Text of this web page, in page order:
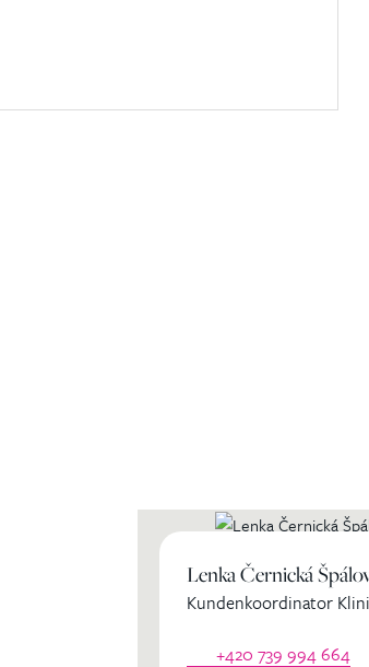
Lenka Černická
Kundenkoordinator
+420 739 994 664